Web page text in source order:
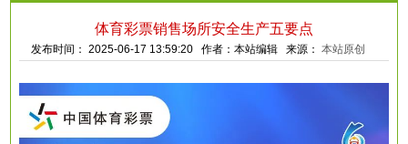
体育彩票销售场所安全生产五要点
发布时间： 2025-06-17 13:59:20 作者：本站编辑 来源：本站原创